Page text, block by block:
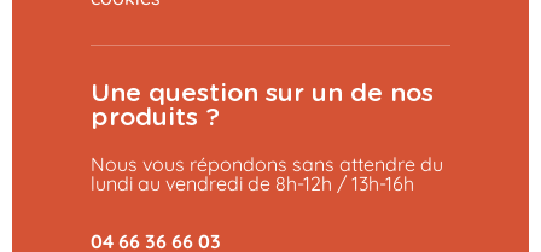
Une question sur un de nos
produits ?
Nous vous répondons sans attendre du
lundi au vendredi de 8h-12h / 13h-16h
04 66 36 66 03